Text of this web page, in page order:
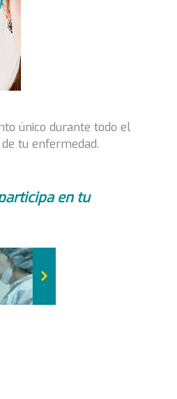
único durante todo el
tu enfermedad.
participa en tu